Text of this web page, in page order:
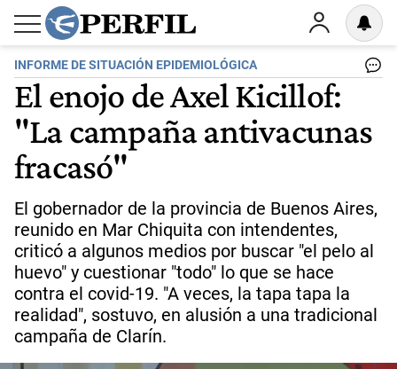
INFORME DE SITUACIÓN EPIDEMIOLÓGICA
El enojo de Axel Kicillof:
"La campaña antivacunas
fracasó"
El gobernador de la provincia de Buenos Aires,
reunido en Mar Chiquita con intendentes,
criticó a algunos medios por buscar "el pelo al
huevo" y cuestionar "todo" lo que se hace
contra el covid-19. "A veces, la tapa tapa la
realidad", sostuvo, en alusión a una tradicional
campaña de Clarín.